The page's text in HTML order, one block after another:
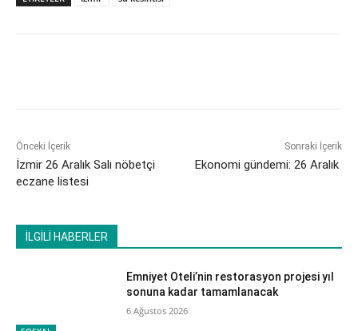
Önceki İçerik
İzmir 26 Aralık Salı nöbetçi
eczane listesi
Sonraki İçerik
Ekonomi gündemi: 26 Aralık
İLGİLİ HABERLER
Emniyet Oteli’nin restorasyon projesi yıl
sonuna kadar tamamlanacak
6 Ağustos 2026